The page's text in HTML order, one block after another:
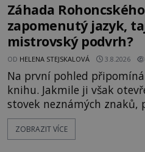
Záhada
zapomenutý jazyk,
mistrovský podvrh?
OD HELENA STEJSKALOVÁ 3.8.2026
Na první pohled
knihu. Jakmile ji však
stovek neznámých znaků,
textu, který už téměř dvě
pokusům o rozluštění.
ZOBRAZIT VÍCE